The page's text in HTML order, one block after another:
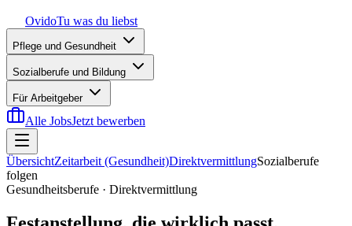
OvidoTu was du liebst
Pflege und Gesundheit
Sozialberufe und Bildung
Für Arbeitgeber
Alle JobsJetzt bewerben
ÜbersichtZeitarbeit (Gesundheit)DirektvermittlungSozialberufe
folgen
Gesundheitsberufe · Direktvermittlung